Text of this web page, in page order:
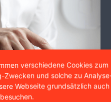
verschiedene Cookies zum
Zwecken und solche zu
Webseite grundsätzlich auch